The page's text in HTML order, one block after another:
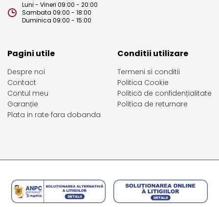
Luni - Vineri 09:00 - 20:00
Sambata 09:00 - 18:00
Duminica 09:00 - 15:00
Pagini utile
Despre noi
Contact
Contul meu
Garanție
Plata in rate fara dobanda
Conditii utilizare
Termeni si conditii
Politica Cookie
Politică de confidențialitate
Politica de returnare